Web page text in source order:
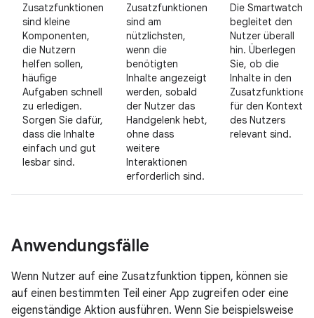
Zusatzfunktionen
sind kleine
Komponenten,
die Nutzern
helfen sollen,
häufige
Aufgaben schnell
zu erledigen.
Sorgen Sie dafür,
dass die Inhalte
einfach und gut
lesbar sind.
Zusatzfunktionen
sind am
nützlichsten,
wenn die
benötigten
Inhalte angezeigt
werden, sobald
der Nutzer das
Handgelenk hebt,
ohne dass
weitere
Interaktionen
erforderlich sind.
Die Smartwatch
begleitet den
Nutzer überall
hin. Überlegen
Sie, ob die
Inhalte in den
Zusatzfunktionen
für den Kontext
des Nutzers
relevant sind.
Anwendungsfälle
Wenn Nutzer auf eine Zusatzfunktion tippen, können sie
auf einen bestimmten Teil einer App zugreifen oder eine
eigenständige Aktion ausführen. Wenn Sie beispielsweise